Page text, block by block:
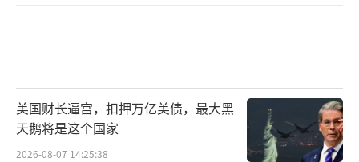
美国财长逼宫，扣押万亿美债，最大黑
天鹅将是这个国家
2026-08-07 14:25:38